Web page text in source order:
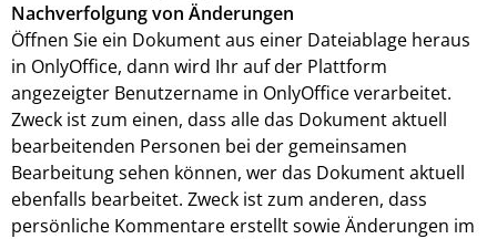
Nachverfolgung von Änderungen
Öffnen Sie ein Dokument aus einer Dateiablage heraus
in OnlyOffice, dann wird Ihr auf der Plattform
angezeigter Benutzername in OnlyOffice verarbeitet.
Zweck ist zum einen, dass alle das Dokument aktuell
bearbeitenden Personen bei der gemeinsamen
Bearbeitung sehen können, wer das Dokument aktuell
ebenfalls bearbeitet. Zweck ist zum anderen, dass
persönliche Kommentare erstellt sowie Änderungen im